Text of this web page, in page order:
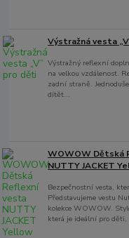
Výstražná vesta
Výstražný reflexní
na velkou vzdálenost.
zadní straně.
dítět...
WOWOW Dětská
NUTTY JACKET
Bezpečnostní vesta,
Představujeme vestu
kolekce WOWOW.
která je ideální pro děti,